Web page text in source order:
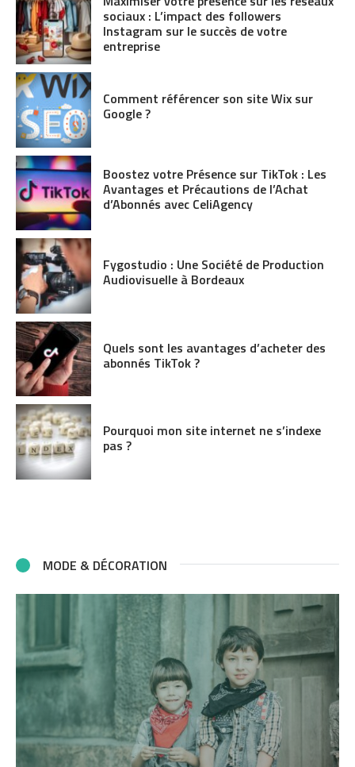
sociaux : L’impact des followers
Instagram sur le succès de votre
entreprise
Comment référencer son site Wix sur
Google ?
Boostez votre Présence sur TikTok : Les
Avantages et Précautions de l’Achat
d’Abonnés avec CeliAgency
Fygostudio : Une Société de Production
Audiovisuelle à Bordeaux
Quels sont les avantages d’acheter des
abonnés TikTok ?
Pourquoi mon site internet ne s’indexe
pas ?
MODE & DÉCORATION